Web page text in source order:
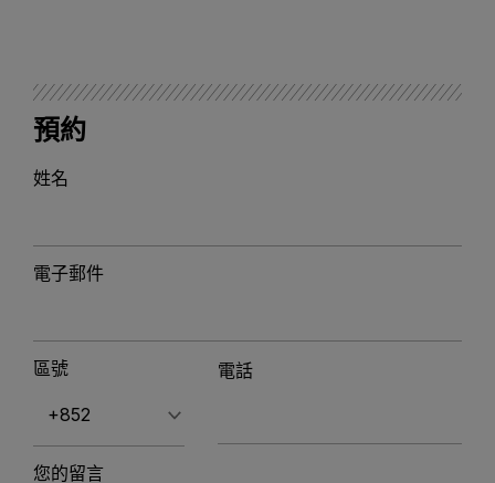
預約
姓名
電子郵件
區號 電話
您的留言